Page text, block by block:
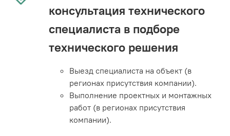
консультация технического
специалиста в подборе
технического решения
Выезд специалиста на объект (в
регионах присутствия компании).
Выполнение проектных и монтажных
работ (в регионах присутствия
компании).